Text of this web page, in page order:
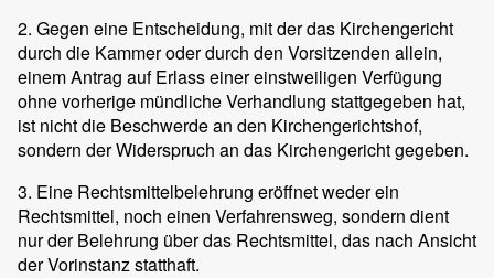
2. Gegen eine Entscheidung, mit der das Kirchengericht
durch die Kammer oder durch den Vorsitzenden allein,
einem Antrag auf Erlass einer einstweiligen Verfügung
ohne vorherige mündliche Verhandlung stattgegeben hat,
ist nicht die Beschwerde an den Kirchengerichtshof,
sondern der Widerspruch an das Kirchengericht gegeben.
3. Eine Rechtsmittelbelehrung eröffnet weder ein
Rechtsmittel, noch einen Verfahrensweg, sondern dient
nur der Belehrung über das Rechtsmittel, das nach Ansicht
der Vorinstanz statthaft.